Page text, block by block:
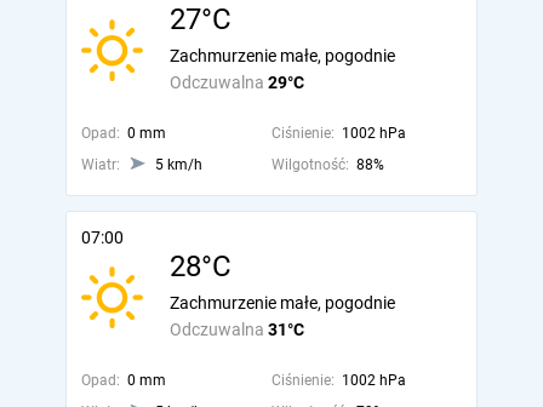
27°C
Odczuwalna 29°C
Zachmurzenie małe, pogodnie
Opad: 0 mm Ciśnienie: 1002 hPa
Wiatr:
5 km/h Wilgotność: 88%
07:00
28°C
Odczuwalna 31°C
Zachmurzenie małe, pogodnie
Opad: 0 mm Ciśnienie: 1002 hPa